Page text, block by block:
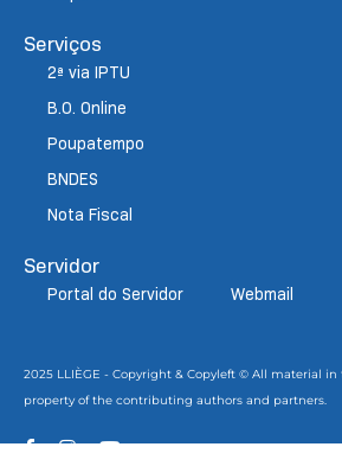
Serviços
2ª via IPTU
B.O. Online
Poupatempo
BNDES
Nota Fiscal
Servidor
Portal do Servidor Webmail
2025 LLIÈGE - Copyright & Copyleft © All material
property of the contributing authors and partners.